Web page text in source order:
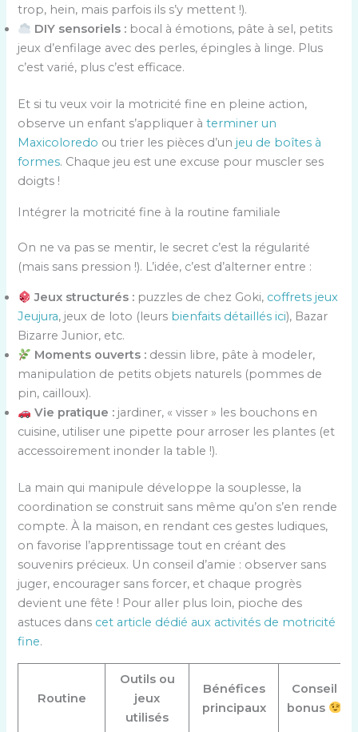
trop, hein, mais parfois ils s’y mettent !).
DIY sensoriels : bocal à émotions, pâte à sel, petits
jeux d’enfilage avec des perles, épingles à linge. Plus
c’est varié, plus c’est efficace.
Et si tu veux voir la motricité fine en pleine action,
observe un enfant s’appliquer àterminer un
Maxicoloredo ou trier les pièces d’un jeu de boîtes à
formes. Chaque jeu est une excuse pour muscler ses
doigts !
Intégrer la motricité fine à la routine familiale
On ne va pas se mentir, le secret c’est la régularité
(mais sans pression !). L’idée, c’est d’alterner entre :
Jeux structurés : puzzles de chez Goki, coffrets jeux
Jeujura, jeux de loto (leurs bienfaits détaillés ici), Bazar
Bizarre Junior, etc.
Moments ouverts : dessin libre, pâte à modeler,
manipulation de petits objets naturels (pommes de
pin, cailloux).
Vie pratique : jardiner, « visser » les bouchons en
cuisine, utiliser une pipette pour arroser les plantes (et
accessoirement inonder la table !).
La main qui manipule développe la souplesse, la
coordination se construit sans même qu’on s’en rende
compte. À la maison, en rendant ces gestes ludiques,
on favorise l’apprentissage tout en créant des
souvenirs précieux. Un conseil d’amie : observer sans
juger, encourager sans forcer, et chaque progrès
devient une fête ! Pour aller plus loin, pioche des
astuces dans cet article dédié aux activités de motricité
fine.
Routine
Outils ou
jeux
utilisés
Bénéfices
principaux
Conseil
bonus